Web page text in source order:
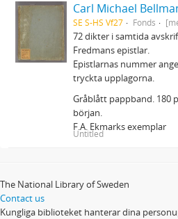
SE S-HS Vf27 Fonds
72 dikter i samtida
Fredmans epistlar.
Epistlarnas nummer
tryckta upplagorna.
Gråblått pappband. 180
början.
F.A. Ekmarks exemplar
Untitled
The National Library of Sweden
Contact us
Kungliga biblioteket hanterar dina